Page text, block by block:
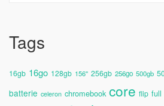
Tags
16gb 16go 128gb 156'' 256gb 256go 500gb
batterie celeron chromebook core flip full